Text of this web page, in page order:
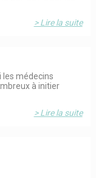
> Lire la suite
les médecins
à initier
> Lire la suite